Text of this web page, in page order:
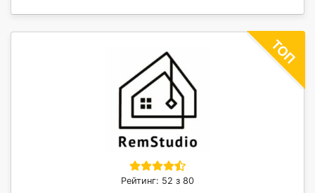
Рейтинг: 52 з 80